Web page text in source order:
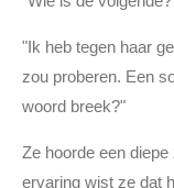
"Ik heb tegen haar
zou proberen. Een
woord breek?"
Ze hoorde een
ervaring wist ze dat